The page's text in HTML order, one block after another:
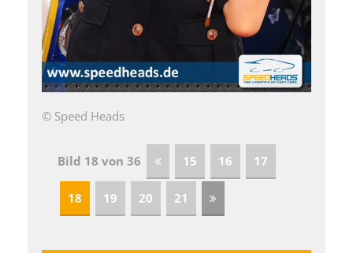
© Speed Heads
Bild 18 von 36 15 16 17
18 19 20 21